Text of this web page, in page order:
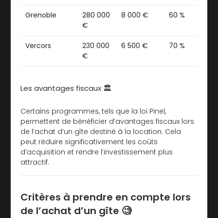
Grenoble
280 000
€
8 000 € 60 %
Vercors
230 000
€
6 500 € 70 %
Les avantages fiscaux 🏛️
Certains programmes, tels que la loi Pinel,
permettent de bénéficier d’avantages fiscaux lors
de l’achat d’un gîte destiné à la location. Cela
peut réduire significativement les coûts
d’acquisition et rendre l’investissement plus
attractif.
Critères à prendre en compte lors
de l’achat d’un gîte 🧐